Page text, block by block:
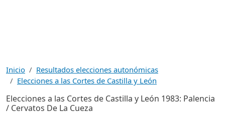
Inicio
Resultados elecciones autonómicas
Elecciones a las Cortes de Castilla y León
Elecciones a las Cortes de Castilla y León 1983: Palencia
/ Cervatos De La Cueza